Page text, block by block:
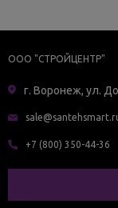
ООО "СТРОЙЦЕНТР"
г. Воронеж, ул.
+7 (800) 350-44-36